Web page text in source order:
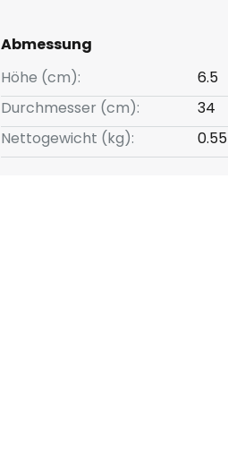
Abmessung
Höhe (cm):
6.5
Durchmesser (cm):
34
Nettogewicht (kg):
0.55